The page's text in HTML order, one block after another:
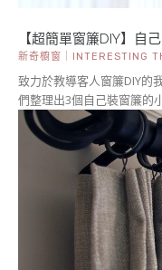
【超簡單窗簾DIY】自
新奇櫥窗｜INTERESTING
致力於教導客人窗簾DIY的
們整理出3個自己裝窗簾的